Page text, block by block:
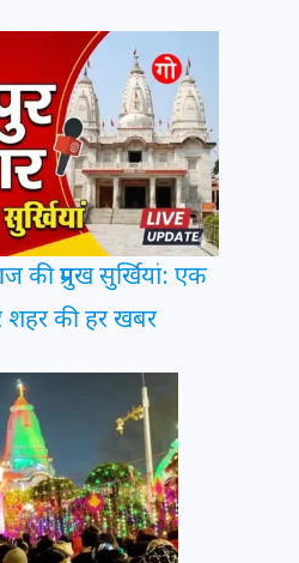
की प्रमुख सुर्खियां: एक
शहर की हर खबर